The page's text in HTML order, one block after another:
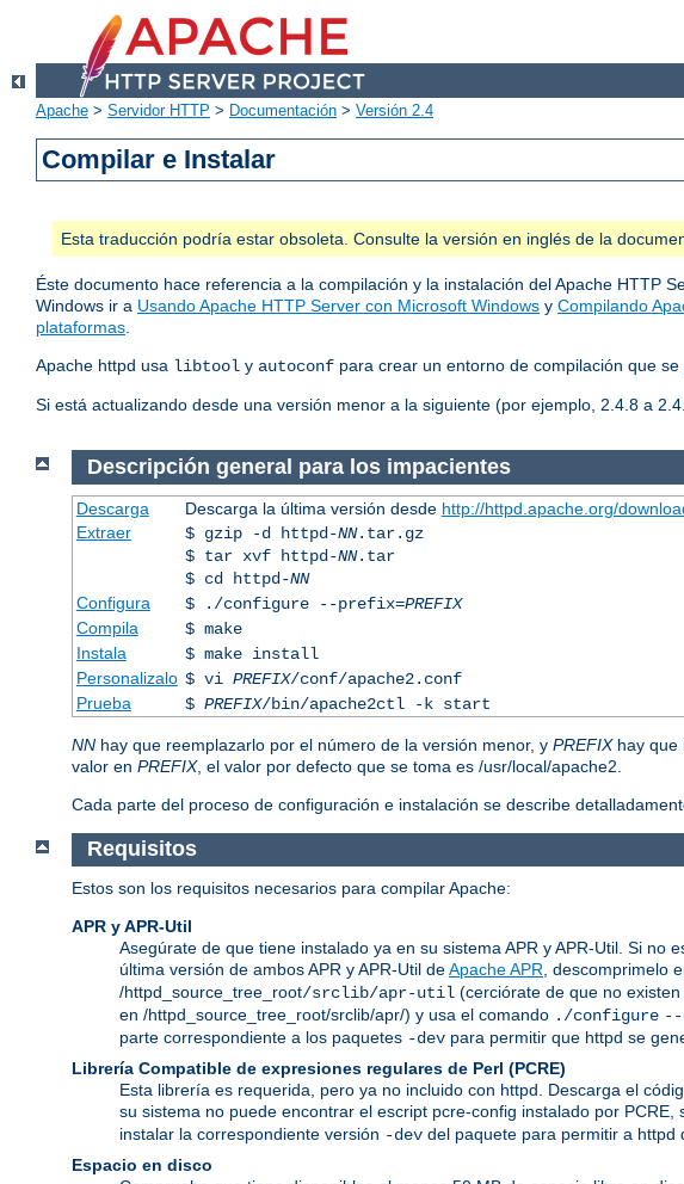
Apache > Servidor HTTP > Documentación > Versión 2.4
Compilar e Instalar
Esta traducción podría estar obsoleta. Consulte la versión en inglés de la
Éste documento hace referencia a la compilación y la instalación del Apache HTTP
Windows ir a Usando Apache HTTP Server con Microsoft Windows y Compilando
plataformas.
Apache httpd usa libtool y autoconf para crear un entorno de compilación que
Si está actualizando desde una versión menor a la siguiente (por ejemplo, 2.4.8 a
Descripción general para los impacientes
Descarga Descarga la última versión desde http://httpd.apache.org/
Extraer
$ gzip -d httpd-NN.tar.gz
$ tar xvf httpd-NN.tar
$ cd httpd-NN
Configura
$ ./configure --prefix=PREFIX
Compila
$ make
Instala
$ make install
Personalizalo $ vi PREFIX/conf/apache2.conf
Prueba
$ PREFIX/bin/apache2ctl -k start
NN hay que reemplazarlo por el número de la versión menor, y PREFIXhay que
valor en PREFIX, el valor por defecto que se toma es /usr/local/apache2.
Cada parte del proceso de configuración e instalación se describe
Requisitos
Estos son los requisitos necesarios para compilar Apache:
APR y APR-Util
Asegúrate de que tiene instalado ya en su sistema APR y APR-Util. Si
última versión de ambos APR y APR-Util deApache APR , descomprimelo
/httpd_source_tree_root/srclib/apr-util (cerciórate de que no
en /httpd_source_tree_root/srclib/apr/) y usa el comando ./configure --
parte correspondiente a los paquetes -dev para permitir que httpd se
Librería Compatible de expresiones regulares de Perl (PCRE)
Esta librería es requerida, pero ya no incluido con httpd. Descarga el
su sistema no puede encontrar el escript pcre-config instalado por PCRE,
instalar la correspondiente versión -dev del paquete para permitir a httpd
Espacio en disco